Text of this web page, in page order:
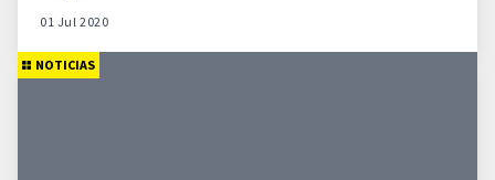
01 Jul 2020
NOTICIAS